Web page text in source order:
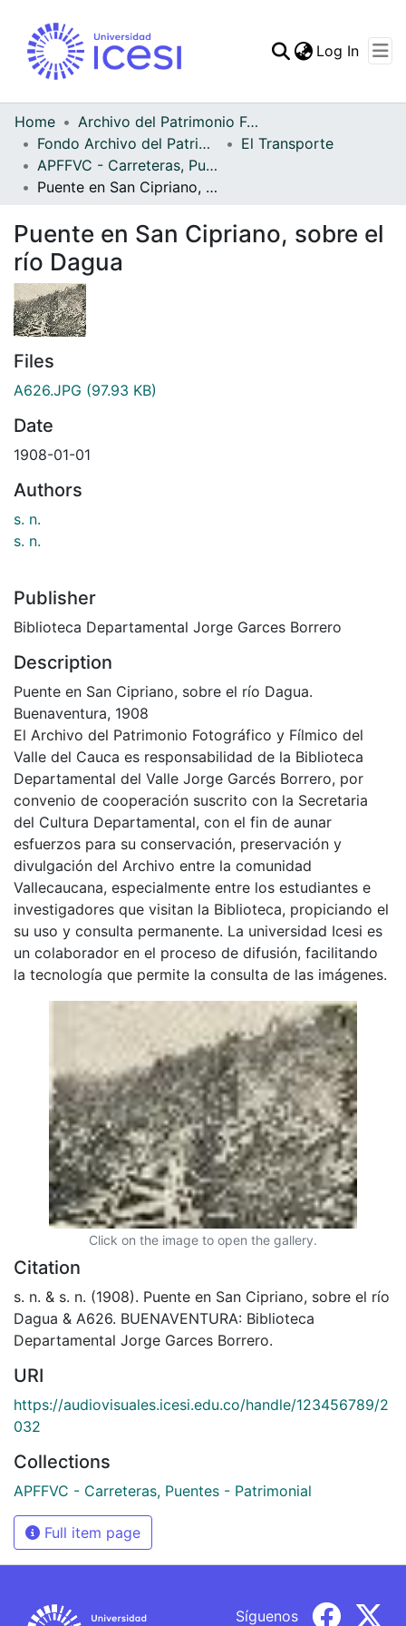
Statistics
Log In
Home
Archivo del Patrimonio Fotográfico y Fílmico del Valle del Cauca
Fondo Archivo del Patrimonio Fotográfico y Fílmico del Valle del Cauca
El Transporte
APFFVC - Carreteras, Puentes - Patrimonial
Puente en San Cipriano, sobre el río Dagua
Puente en San Cipriano, sobre el
río Dagua
Files
A626.JPG (97.93 KB)
Date
1908-01-01
Authors
s. n.
s. n.
Publisher
Biblioteca Departamental Jorge Garces Borrero
Description
Puente en San Cipriano, sobre el río Dagua.
Buenaventura, 1908
El Archivo del Patrimonio Fotográfico y Fílmico del
Valle del Cauca es responsabilidad de la Biblioteca
Departamental del Valle Jorge Garcés Borrero, por
convenio de cooperación suscrito con la Secretaria
del Cultura Departamental, con el fin de aunar
esfuerzos para su conservación, preservación y
divulgación del Archivo entre la comunidad
Vallecaucana, especialmente entre los estudiantes e
investigadores que visitan la Biblioteca, propiciando el
su uso y consulta permanente. La universidad Icesi es
un colaborador en el proceso de difusión, facilitando
la tecnología que permite la consulta de las imágenes.
Click on the image to open the gallery.
Citation
s. n. & s. n. (1908). Puente en San Cipriano, sobre el río
Dagua & A626. BUENAVENTURA: Biblioteca
Departamental Jorge Garces Borrero.
URI
https://audiovisuales.icesi.edu.co/handle/123456789/2
032
Collections
APFFVC - Carreteras, Puentes - Patrimonial
Full item page
Síguenos